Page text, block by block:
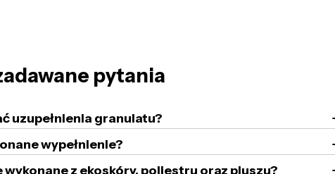
pytania
uzupełnienia granulatu?
wypełnienie?
z ekoskóry, poliestru oraz pluszu?